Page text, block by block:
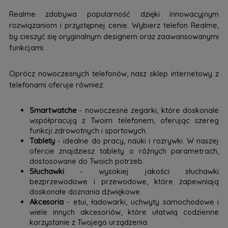
Realme zdobywa popularność dzięki innowacyjnym
rozwiązaniom i przystępnej cenie. Wybierz telefon Realme,
by cieszyć się oryginalnym designem oraz zaawansowanymi
funkcjami.
Oprócz nowoczesnych telefonów, nasz sklep internetowy z
telefonami oferuje również:
Smartwatche- nowoczesne zegarki, które doskonale
współpracują z Twoim telefonem, oferując szereg
funkcji zdrowotnych i sportowych.
Tablety- idealne do pracy, nauki i rozrywki. W naszej
ofercie znajdziesz tablety o różnych parametrach,
dostosowane do Twoich potrzeb.
Słuchawki- wysokiej jakości słuchawki
bezprzewodowe i przewodowe, które zapewniają
doskonałe doznania dźwiękowe.
Akcesoria- etui, ładowarki, uchwyty samochodowe i
wiele innych akcesoriów, które ułatwią codzienne
korzystanie z Twojego urządzenia.